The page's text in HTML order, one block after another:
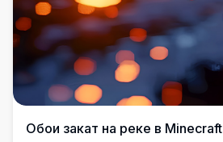
Обои закат на реке в Minecraft